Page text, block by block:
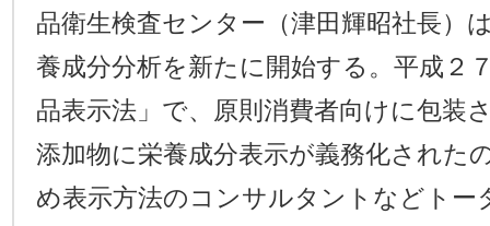
品衛生検査センター（津田輝昭社長）
養成分分析を新たに開始する。平成２
品表示法」で、原則消費者向けに包装
添加物に栄養成分表示が義務化された
め表示方法のコンサルタントなどトー